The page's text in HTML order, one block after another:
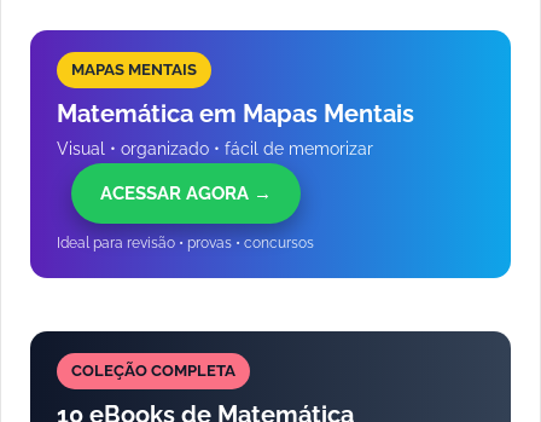
MAPAS MENTAIS
Matemática em Mapas Mentais
Visual • organizado • fácil de memorizar
ACESSAR AGORA →
Ideal para revisão • provas • concursos
COLEÇÃO COMPLETA
10 eBooks de Matemática